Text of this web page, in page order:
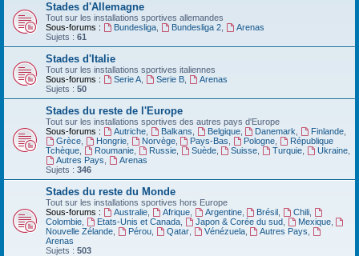
Stades d'Allemagne
Tout sur les installations sportives allemandes
Sous-forums :
Bundesliga, Bundesliga 2,
Arenas
Sujets : 61
Stades d'Italie
Tout sur les installations sportives italiennes
Sous-forums :
Serie A, Serie B,
Arenas
Sujets : 50
Stades du reste de l'Europe
Tout sur les installations sportives des autres pays d'Europe
Sous-forums :
Autriche, Balkans Belgique, Danemark Finlande
Grèce, Hongrie, Norvège, Pays-Bas Pologne
République
Tchèque
Roumanie, Russie, Suède, Suisse Turquie Ukraine
Autres Pays
Arenas
Sujets : 346
Stades du reste du Monde
Tout sur les installations sportives hors Europe
Sous-forums :
Australie, Afrique, Argentine, Brésil Chili
Colombie
Etats-Unis et Canada, Japon & Corée du sud, Mexique,
Nouvelle Zélande
Pérou, Qatar, Vénézuela, Autres Pays
Arenas
Sujets : 503